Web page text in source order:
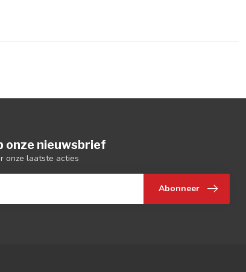
onze nieuwsbrief
onze laatste acties
Abonneer